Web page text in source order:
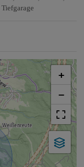
Tiefgarage
+
−